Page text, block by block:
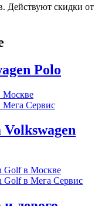
Действуют скидки от
Polo